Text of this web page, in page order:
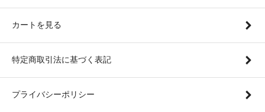
カートを見る
特定商取引法に基づく表記
プライバシーポリシー